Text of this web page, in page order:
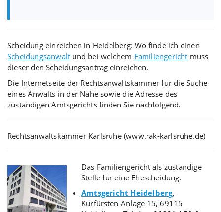
Scheidung einreichen in Heidelberg: Wo finde ich einen
Scheidungsanwalt und bei welchem Familiengericht muss
dieser den Scheidungsantrag einreichen.
Die Internetseite der Rechtsanwaltskammer für die Suche
eines Anwalts in der Nähe sowie die Adresse des
zuständigen Amtsgerichts finden Sie nachfolgend.
Rechtsanwaltskammer Karlsruhe (www.rak-karlsruhe.de)
Das Familiengericht als zuständige
Stelle für eine Ehescheidung:
Amtsgericht Heidelberg,
Kurfürsten-Anlage 15, 69115